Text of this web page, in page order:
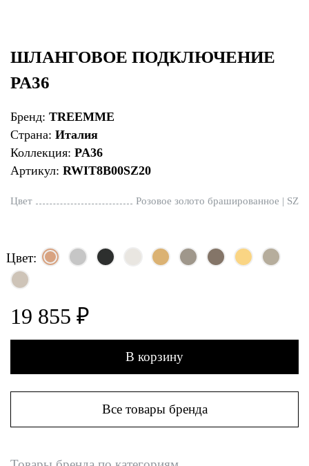
ШЛАНГОВОЕ ПОДКЛЮЧЕНИЕ
PA36
Бренд: TREEMME
Страна: Италия
Коллекция: PA36
Артикул: RWIT8B00SZ20
Цвет Розовое золото брашированное | SZ
Цвет:
19 855 ₽
В корзину
Все товары бренда